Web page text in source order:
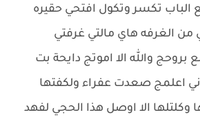
تكسر وتكول افتحي حقيره
الغرفه هاي مالتي غرفتي
بروحج والله الا اموتج دايحة بت
اعلمج صعدت عفراء ولكفتها
وكلتلها الا اوصل هذا الحجي لفهد